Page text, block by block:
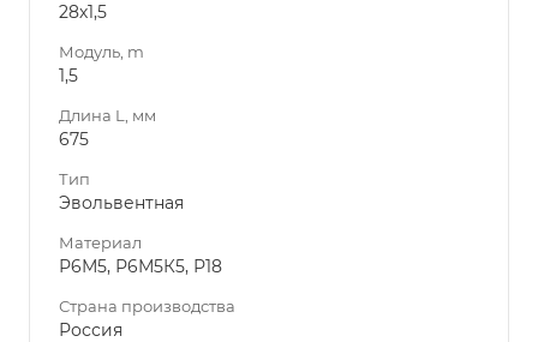
28х1,5
Модуль, m
1,5
Длина L, мм
675
Тип
Эвольвентная
Материал
Р6М5, Р6М5К5, Р18
Страна производства
Россия